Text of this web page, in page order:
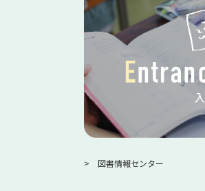
図書情報センター